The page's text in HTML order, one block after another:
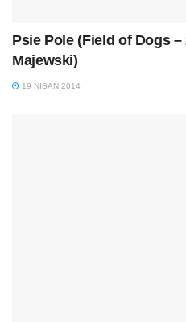
Psie Pole (Field of Dogs –
Majewski)
19 NISAN 2014